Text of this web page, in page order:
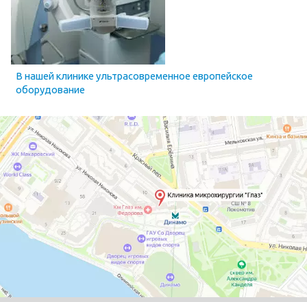
В нашей клинике ультрасовременное европейское
оборудование